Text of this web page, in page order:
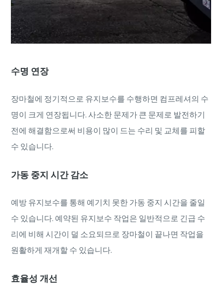
V39 컴프레서를 구매하시면 프로모션 혜택을 제공합니다.
더 보기
수명 연장
장마철에 정기적으로 유지보수를 수행하면 컴프레셔의 수
명이 크게 연장됩니다. 사소한 문제가 큰 문제로 발전하기
전에 해결함으로써 비용이 많이 드는 수리 및 교체를 피할
수 있습니다.
가동 중지 시간 감소
예방 유지보수를 통해 예기치 못한 가동 중지 시간을 줄일
수 있습니다. 예약된 유지보수 작업은 일반적으로 긴급 수
리에 비해 시간이 덜 소요되므로 장마철이 끝나면 작업을
원활하게 재개할 수 있습니다.
효율성 개선